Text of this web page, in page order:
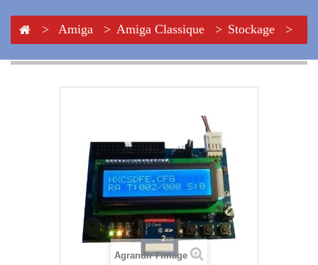
> Amiga > Amiga Classique > Stockage
>
Agrandir l'image